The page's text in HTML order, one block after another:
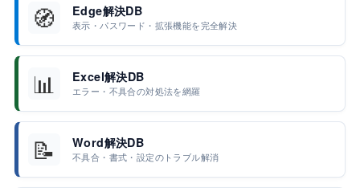
🧭 Edge解決DB
表示・パスワード・拡張機能を完全解決
📊 Excel解決DB
エラー・不具合の対処法を網羅
📝 Word解決DB
不具合・書式・設定のトラブル解消